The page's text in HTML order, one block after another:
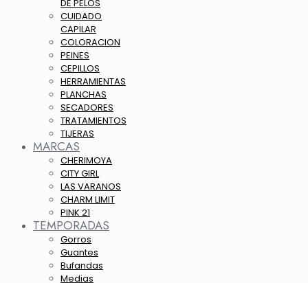
DE PELOS
CUIDADO
CAPILAR
COLORACION
PEINES
CEPILLOS
HERRAMIENTAS
PLANCHAS
SECADORES
TRATAMIENTOS
TIJERAS
MARCAS
CHERIMOYA
CITY GIRL
LAS VARANOS
CHARM LIMIT
PINK 21
TEMPORADAS
Gorros
Guantes
Bufandas
Medias